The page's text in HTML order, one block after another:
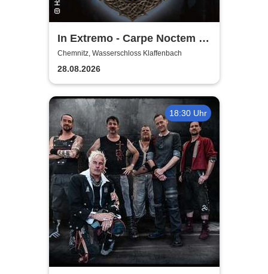
In Extremo - Carpe Noctem -
Burgentour 2026
Chemnitz, Wasserschloss Klaffenbach
28.08.2026
18:30 Uhr